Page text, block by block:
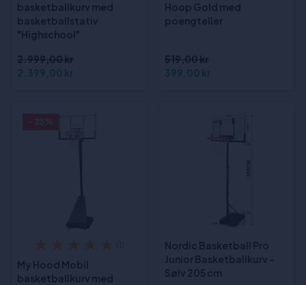
basketballkurv med
basketballstativ
"Highschool"
2.999,00 kr
2.399,00 kr
Hoop Gold med
poengteller
519,00 kr
399,00 kr
My Hood Mobil
basketballkurv med
Nordic Basketball Pro
Junior Basketballkurv -
Sølv 205 cm